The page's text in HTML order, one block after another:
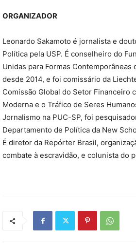
ORGANIZADOR
Leonardo Sakamoto é jornalista e
Política pela USP. É conselheiro do
Unidas para Formas Contemporâneas
desde 2014, e foi comissário da
Comissão Global do Setor Financeiro
Moderna e o Tráfico de Seres
Jornalismo na PUC-SP, foi
Departamento de Política da New
É diretor da Repórter Brasil,
combate à escravidão, e colunista do